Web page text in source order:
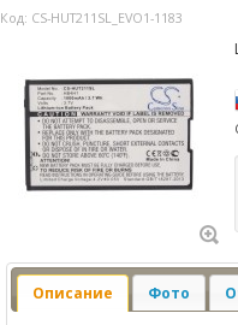
Код: CS-HUT211SL_EVO1-1183
Описание Фото